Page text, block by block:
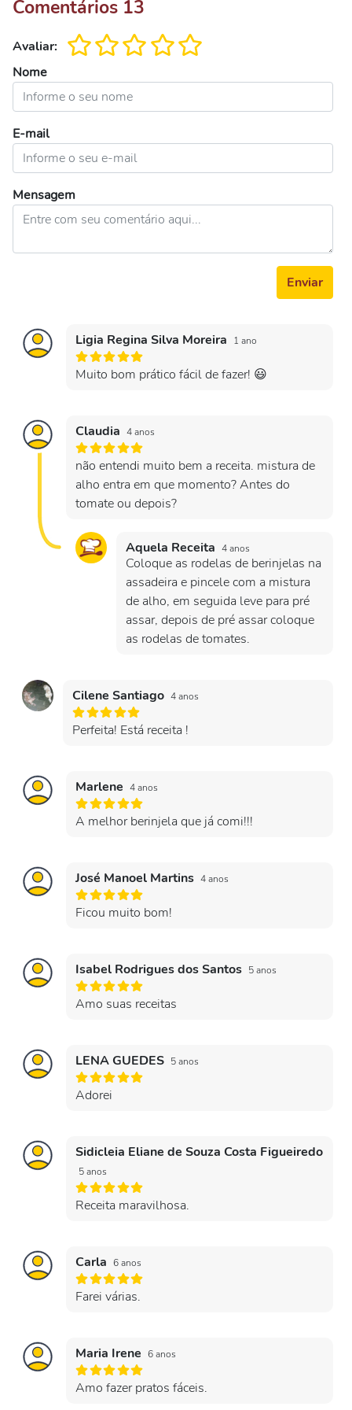
Comentários 13
Avaliar:
Nome
E-mail
Mensagem
Enviar
Ligia Regina Silva Moreira 1 ano
Muito bom prático fácil de fazer! 😃
Claudia 4 anos
não entendi muito bem a receita. mistura de
alho entra em que momento? Antes do
tomate ou depois?
Aquela Receita 4 anos
Coloque as rodelas de berinjelas na
assadeira e pincele com a mistura
de alho, em seguida leve para pré
assar, depois de pré assar coloque
as rodelas de tomates.
Cilene Santiago 4 anos
Perfeita! Está receita !
Marlene 4 anos
A melhor berinjela que já comi!!!
José Manoel Martins 4 anos
Ficou muito bom!
Isabel Rodrigues dos Santos 5 anos
Amo suas receitas
LENA GUEDES 5 anos
Adorei
Sidicleia Eliane de Souza Costa Figueiredo
5 anos
Receita maravilhosa.
Carla 6 anos
Farei várias.
Maria Irene 6 anos
Amo fazer pratos fáceis.